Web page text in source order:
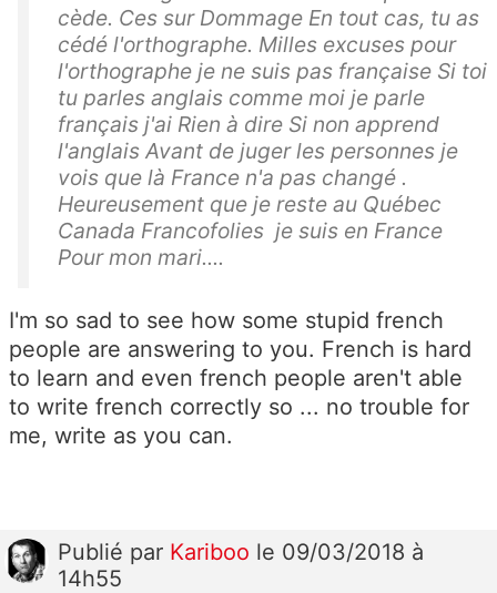
cède. Ces sur Dommage En tout cas, tu as
cédé l'orthographe. Milles excuses pour
l'orthographe je ne suis pas française Si toi
tu parles anglais comme moi je parle
français j'ai Rien à dire Si non apprend
l'anglais Avant de juger les personnes je
vois que là France n'a pas changé .
Heureusement que je reste au Québec
Canada Francofolies je suis en France
Pour mon mari....
I'm so sad to see how some stupid french
people are answering to you. French is hard
to learn and even french people aren't able
to write french correctly so ... no trouble for
me, write as you can.
Publié par Kariboo le 09/03/2018 à
14h55